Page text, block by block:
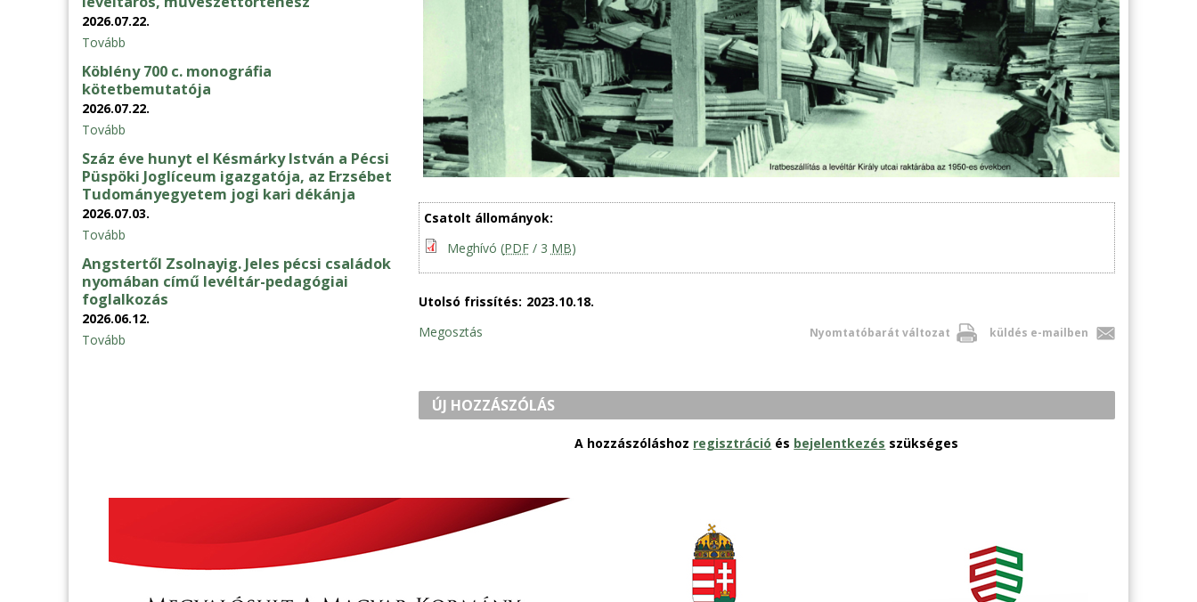
Csatolt állományok:
Meghívó (PDF/ 3 MB)
Utolsó frissítés: 2023.10.18.
Nyomtatóbarát változat küldés e-mailben
Megosztás
ÚJ HOZZÁSZÓLÁS
A hozzászóláshoz regisztráció és bejelentkezés szükséges
2026.07.22.
Tovább
Köblény 700 c. monográfia
kötetbemutatója
2026.07.22.
Tovább
Száz éve hunyt el Késmárky István a Pécsi
Püspöki Joglíceum igazgatója, az Erzsébet
Tudományegyetem jogi kari dékánja
2026.07.03.
Tovább
Angstertől Zsolnayig. Jeles pécsi családok
nyomában című levéltár-pedagógiai
foglalkozás
2026.06.12.
Tovább